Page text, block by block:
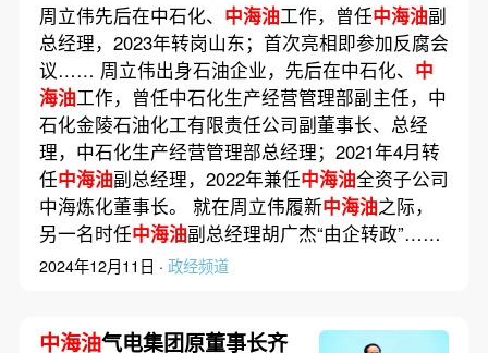
周立伟先后在中石化、 中海油工作，曾任中海油副
总经理，2023年转岗山东；首次亮相即参加反腐会
议…… 周立伟出身石油企业，先后在中石化、 中
海油工作，曾任中石化生产经营管理部副主任，中
石化金陵石油化工有限责任公司副董事长、总经
理，中石化生产经营管理部总经理；2021年4月转
任中海油副总经理，2022年兼任中海油全资子公司
中海炼化董事长。 就在周立伟履新中海油之际，
另一名时任中海油副总经理胡广杰“由企转政”……
2024年12月11日 · 政经频道
中海油气电集团原董事长齐